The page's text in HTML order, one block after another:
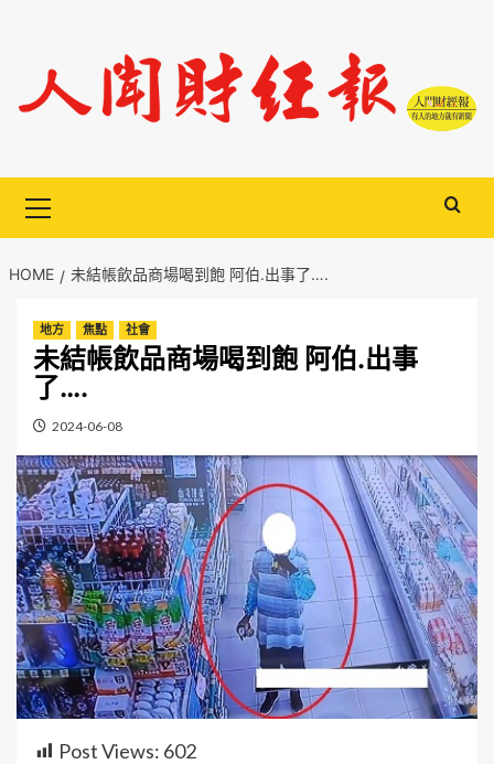
content
Menu
HOME 未結帳飲品商場喝到飽 阿伯.出事了….
地方 焦點 社會
未結帳飲品商場喝到飽 阿伯.出事
了….
2024-06-08
Post Views: 602